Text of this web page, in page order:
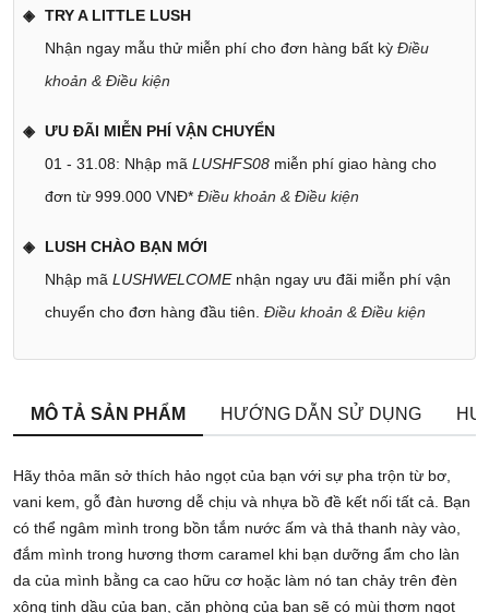
TRY A LITTLE LUSH
Nhận ngay mẫu thử miễn phí cho đơn hàng bất kỳ Điều
khoản & Điều kiện
ƯU ĐÃI MIỄN PHÍ VẬN CHUYỂN
01 - 31.08: Nhập mã LUSHFS08 miễn phí giao hàng cho
đơn từ 999.000 VNĐ* Điều khoản & Điều kiện
LUSH CHÀO BẠN MỚI
Nhập mã LUSHWELCOMEnhận ngay ưu đãi miễn phí vận
chuyển cho đơn hàng đầu tiên. Điều khoản & Điều kiện
MÔ TẢ SẢN PHẨM HƯỚNG DẪN SỬ DỤNG
Hãy thỏa mãn sở thích hảo ngọt của bạn với sự pha trộn từ bơ,
vani kem, gỗ đàn hương dễ chịu và nhựa bồ đề kết nối tất cả. Bạn
có thể ngâm mình trong bồn tắm nước ấm và thả thanh này vào,
đắm mình trong hương thơm caramel khi bạn dưỡng ẩm cho làn
da của mình bằng ca cao hữu cơ hoặc làm nó tan chảy trên đèn
xông tinh dầu của bạn, căn phòng của bạn sẽ có mùi thơm ngọt